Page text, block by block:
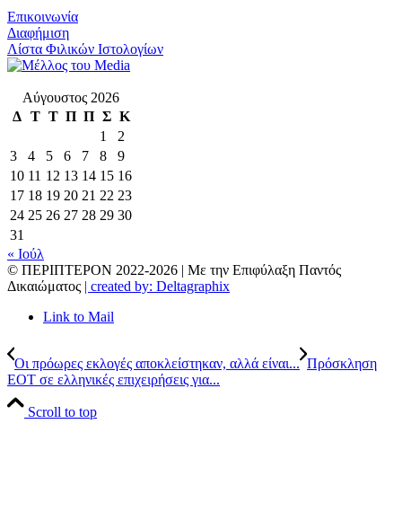
Επικοινωνία
Διαφήμιση
Λίστα Φιλικών Ιστολογίων
Αύγουστος 2026
Δ Τ Τ Π Π Σ Κ
1
2
3
4 5 6 7 8
9
10 11 12 13 14 15 16
17 18 19 20 21 22 23
24 25 26 27 28 29 30
31
« Ιούλ
© ΠΕΡΙΠΤΕΡΟΝ 2022-2026 | Με την Επιφύλαξη Παντός
Δικαιώματος | created by: Deltagraphix
Link to Mail
Οι πρόωρες εκλογές αποκλείστηκαν, αλλά είναι... Πρόσκληση
ΕΟΤ σε ελληνικές επιχειρήσεις για...
Scroll to top